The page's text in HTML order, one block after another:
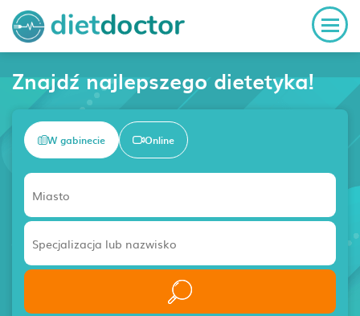
Znajdź najlepszego dietetyka!
W gabinecie Online